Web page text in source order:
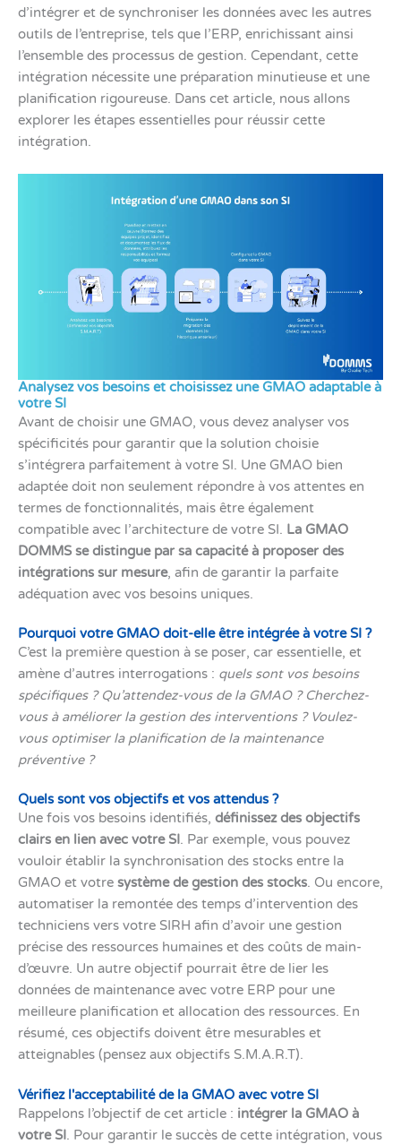
d’intégrer et de synchroniser les données avec les autres
outils de l’entreprise, tels que l’ERP, enrichissant ainsi
l’ensemble des processus de gestion. Cependant, cette
intégration nécessite une préparation minutieuse et une
planification rigoureuse. Dans cet article, nous allons
explorer les étapes essentielles pour réussir cette
intégration.
Analysez vos besoins et choisissez une GMAO adaptable à
votre SI
Avant de choisir une GMAO, vous devez analyser vos
spécificités pour garantir que la solution choisie
s’intégrera parfaitement à votre SI. Une GMAO bien
adaptée doit non seulement répondre à vos attentes en
termes de fonctionnalités, mais être également
compatible avec l’architecture de votre SI. La GMAO
DOMMS se distingue par sa capacité à proposer des
intégrations sur mesure, afin de garantir la parfaite
adéquation avec vos besoins uniques.
Pourquoi votre GMAO doit-elle être intégrée à votre SI ?
C’est la première question à se poser, car essentielle, et
amène d’autres interrogations : quels sont vos besoins
spécifiques ? Qu’attendez-vous de la GMAO ? Cherchez-
vous à améliorer la gestion des interventions ? Voulez-
vous optimiser la planification de la maintenance
préventive ?
Quels sont vos objectifs et vos attendus ?
Une fois vos besoins identifiés, définissez des objectifs
clairs en lien avec votre SI. Par exemple, vous pouvez
vouloir établir la synchronisation des stocks entre la
GMAO et votre système de gestion des stocks. Ou encore,
automatiser la remontée des temps d’intervention des
techniciens vers votre SIRH afin d’avoir une gestion
précise des ressources humaines et des coûts de main-
d’œuvre. Un autre objectif pourrait être de lier les
données de maintenance avec votre ERP pour une
meilleure planification et allocation des ressources. En
résumé, ces objectifs doivent être mesurables et
atteignables (pensez aux objectifs S.M.A.R.T).
Vérifiez l'acceptabilité de la GMAO avec votre SI
Rappelons l’objectif de cet article : intégrer la GMAO à
votre SI. Pour garantir le succès de cette intégration, vous